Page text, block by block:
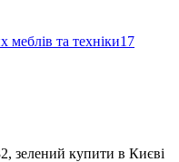
меблів та техніки17
зелений купити в Києві